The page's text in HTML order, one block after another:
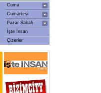
Cuma
Cumartesi
Pazar Sabah
İşte İnsan
Çizerler